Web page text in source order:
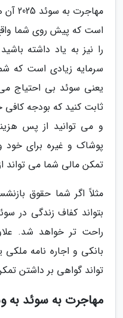
است که پیش روی شما
را نیز به یاد داشته
سرمایه زیادی است که
یعنی سوئد بی احتیاج
ثابت کنید که بودجه
و می توانید از پس
پوشاک و غیره برای خود
تمکن مالی شما می تواند
مثلاً اگر شما حقوق
بتواند کفاف زندگی در
راحت تر خواهد شد.
بانکی و اجاره نامه
تواند گواهی بر داشتن
مهاجرت به سوئد به